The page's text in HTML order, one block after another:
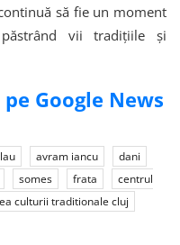
să fie un moment
vii tradițiile și
Google News
avram iancu
dani
somes frata
centrul
culturii traditionale cluj